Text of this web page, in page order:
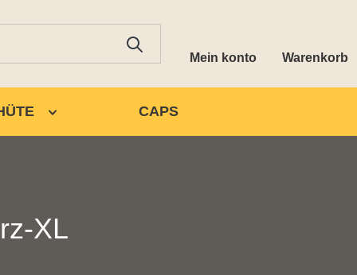
Mein konto Warenkorb
CAPS
XL